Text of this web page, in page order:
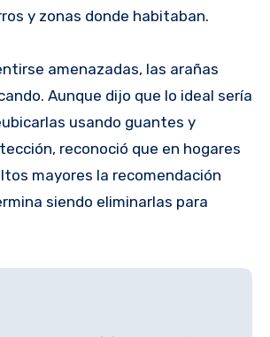
y zonas donde habitaban.
amenazadas, las arañas
Aunque dijo que lo ideal sería
usando guantes y
reconoció que en hogares
mayores la recomendación
siendo eliminarlas para